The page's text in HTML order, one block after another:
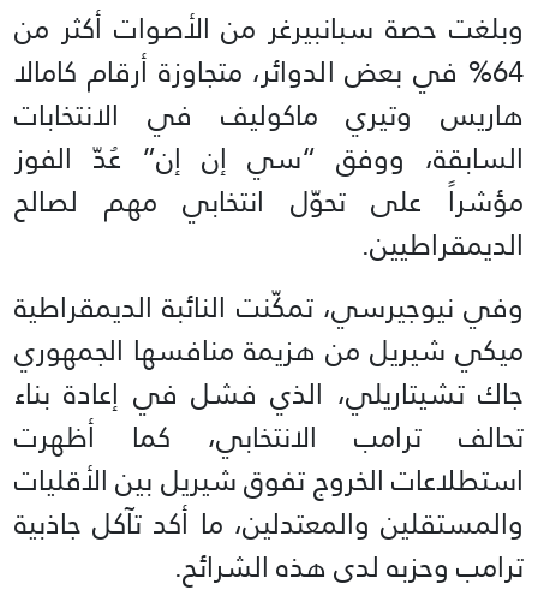
وبلغت حصة سبانبيرغر من الأصوات أكثر من
64% في بعض الدوائر، متجاوزة أرقام كامالا
هاريس وتيري ماكوليف في الانتخابات
السابقة، ووفق “سي إن إن” عُدّ الفوز
مؤشراً على تحوّل انتخابي مهم لصالح
الديمقراطيين.
وفي نيوجيرسي، تمكّنت النائبة الديمقراطية
ميكي شيريل من هزيمة منافسها الجمهوري
جاك تشيتاريلي، الذي فشل في إعادة بناء
تحالف ترامب الانتخابي، كما أظهرت
استطلاعات الخروج تفوق شيريل بين الأقليات
والمستقلين والمعتدلين، ما أكد تآكل جاذبية
ترامب وحزبه لدى هذه الشرائح.